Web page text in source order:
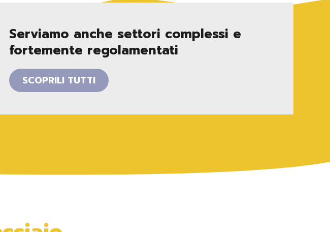
Serviamo anche settori complessi e
fortemente regolamentati
SCOPRILI TUTTI